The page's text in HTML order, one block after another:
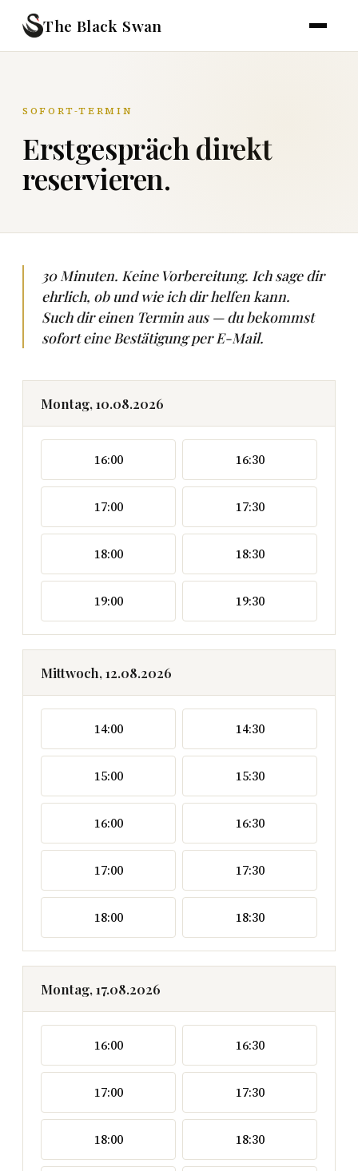
The Black Swan
SOFORT-TERMIN
Erstgespräch direkt
reservieren.
30 Minuten. Keine Vorbereitung. Ich sage dir
ehrlich, ob und wie ich dir helfen kann.
Such dir einen Termin aus — du bekommst
sofort eine Bestätigung per E-Mail.
Montag, 10.08.2026
16:00 16:30
17:00 17:30
18:00 18:30
19:00 19:30
Mittwoch, 12.08.2026
14:00 14:30
15:00 15:30
16:00 16:30
17:00 17:30
18:00 18:30
Montag, 17.08.2026
16:00 16:30
17:00 17:30
18:00 18:30